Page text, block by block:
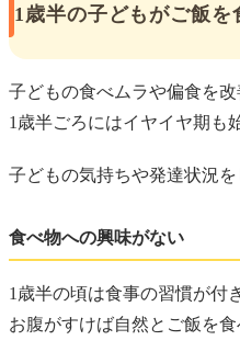
1歳半の子どもがご飯を
子どもの食べムラや偏食を改
1歳半ごろにはイヤイヤ期も
子どもの気持ちや発達状況
食べ物への興味がない
1歳半の頃は食事の習慣が付
お腹がすけば自然とご飯を